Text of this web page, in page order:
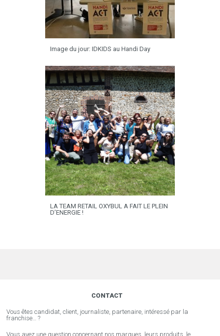
Image du jour: IDKIDS au Handi Day
LA TEAM RETAIL OXYBUL A FAIT LE PLEIN
D’ENERGIE !
CONTACT
Vous êtes candidat, client, journaliste, partenaire, intéressé par la
franchise… ?
Vous avez une question concernant nos marques, leurs produits, le